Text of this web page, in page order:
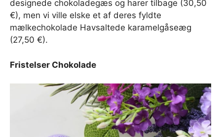
designede chokoladegæs og harer tilbage (30,50
€), men vi ville elske et af deres fyldte
mælkechokolade Havsaltede karamelgåseæg
(27,50 €).
Fristelser Chokolade